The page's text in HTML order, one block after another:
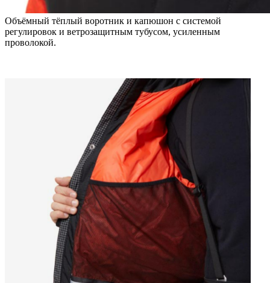
Объёмный тёплый воротник и капюшон с системой
регулировок и ветрозащитным тубусом, усиленным
проволокой.